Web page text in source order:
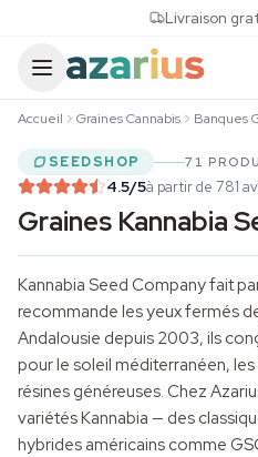
Livraison
Accueil Graines Cannabis Banques
SEEDSHOP 71
4.5/5à partir de 781
Graines Kannabia
Kannabia Seed Company fait
recommande les yeux fermés
Andalousie depuis 2003, ils
pour le soleil méditerranéen,
résines généreuses. Chez
variétés Kannabia — des
hybrides américains comme